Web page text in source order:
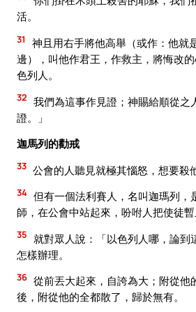
活。
31
神且用右手將他高舉（或作：他就
邊），叫他作君王，作救主，將悔改
色列人。
32 我們為這事作見證；神賜給順從之
證。」
迦馬列的勸戒
33 公會的人聽見就極其惱怒，想要殺
34 但有一個法利賽人，名叫迦瑪列，
師，在公會中站起來，吩咐人把使徒暫
35 就對眾人說：「以色列人哪，論到
怎樣辦理。
36 從前丟大起來，自誇為大；附從他
後，附從他的全都散了，歸於無有。